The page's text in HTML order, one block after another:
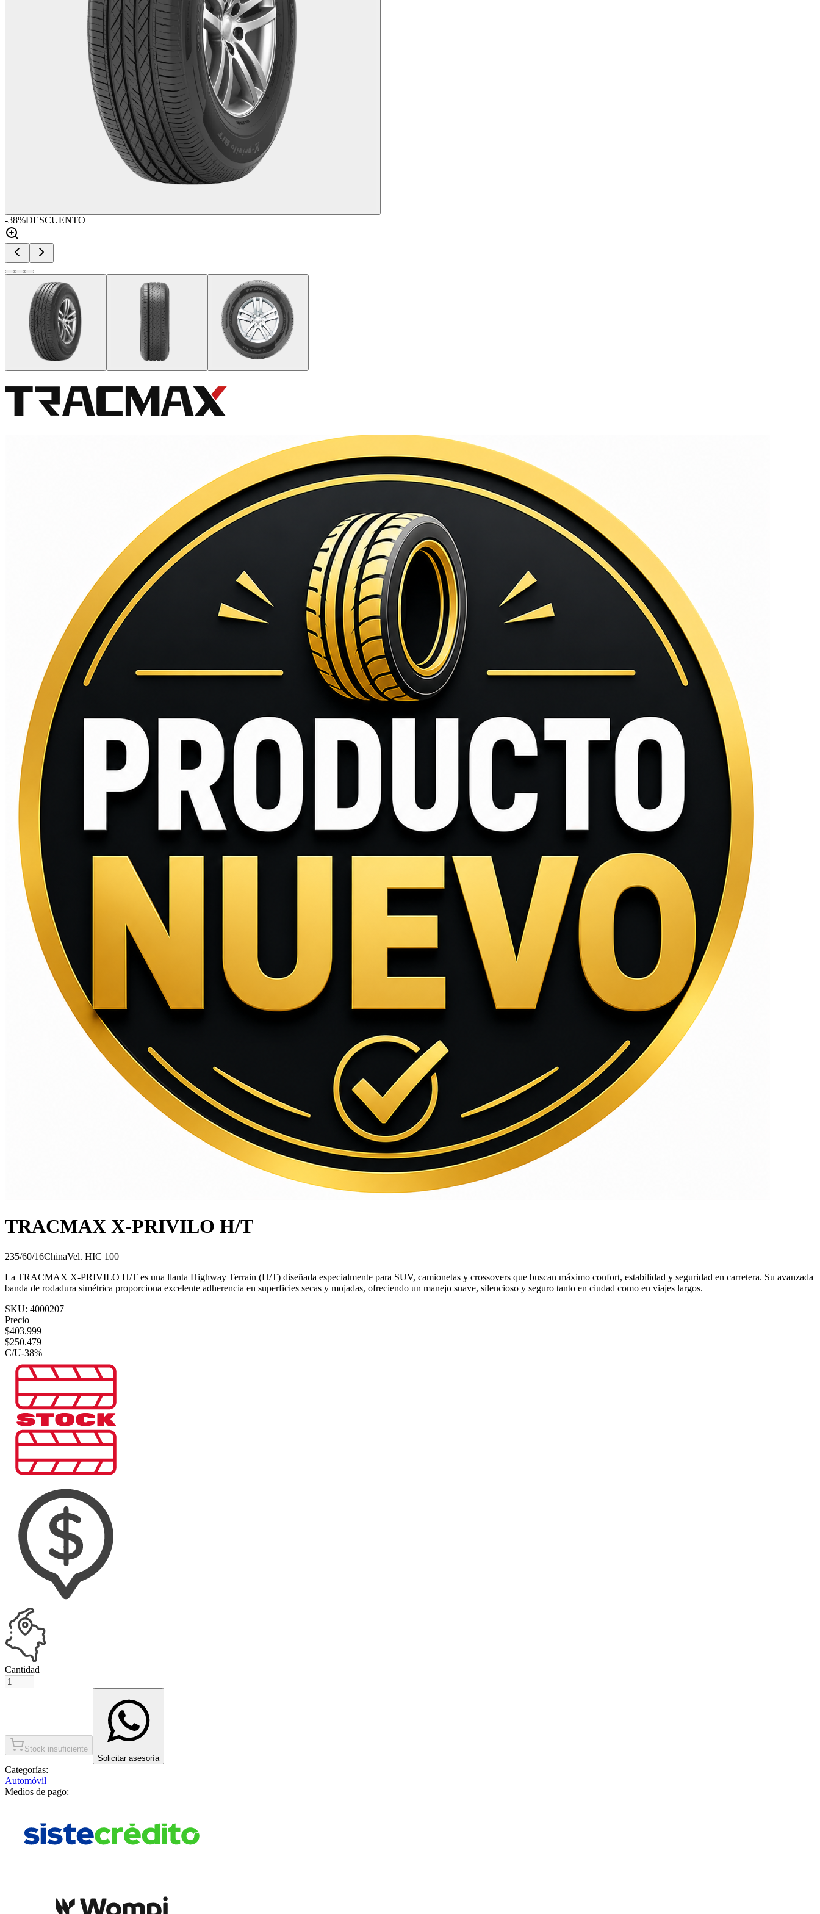
-38%DESCUENTO
TRACMAX X-PRIVILO H/T
235/60/16ChinaVel. HIC 100
La TRACMAX X-PRIVILO H/T es una llanta Highway Terrain (H/T) diseñada especialmente para SUV, camionetas y crossovers que buscan máximo confort, estabilidad y seguridad en carretera. Su avanzada
banda de rodadura simétrica proporciona excelente adherencia en superficies secas y mojadas, ofreciendo un manejo suave, silencioso y seguro tanto en ciudad como en viajes largos.
SKU: 4000207
Precio
$403.999
$250.479
C/U-38%
Cantidad
Stock insuficiente
Solicitar asesoría
Categorías:
Automóvil
Medios de pago: